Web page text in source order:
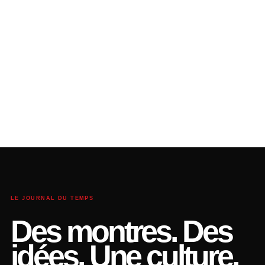
LE JOURNAL DU TEMPS
Des montres. Des
idées. Une culture.